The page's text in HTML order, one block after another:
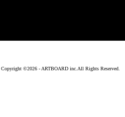
Copyright ©2026 - ARTBOARD inc.All Rights Reserved.